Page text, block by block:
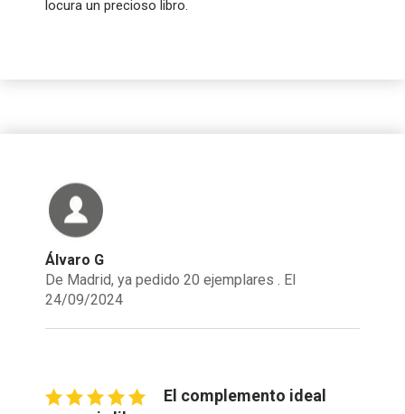
locura un precioso libro.
Álvaro G
De Madrid, ya pedido 20 ejemplares . El
24/09/2024
El complemento ideal